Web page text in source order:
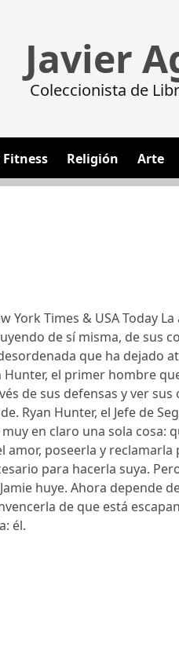
Javier
Coleccionista de
Fitness Religión Arte
York Times & USA Today
de sí misma, de sus
que ha dejado
Hunter, el primer hombre
de sus defensas y ver
Ryan Hunter, el Jefe de
en claro una sola cosa:
amor, poseerla y reclamarla
para hacerla suya.
huye. Ahora depende
de que está
él.